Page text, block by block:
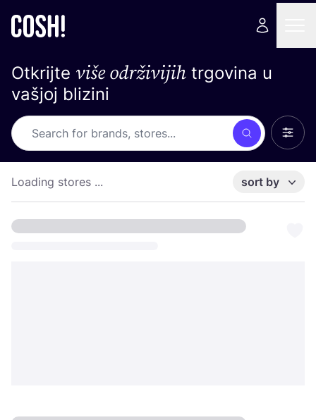
Otkrijte više održivijih trgovina u
vašjoj blizini
Search
Loading stores ... sort by